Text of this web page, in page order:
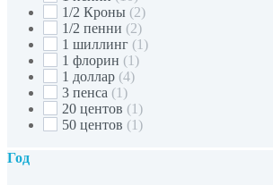
1/2 Кроны (2)
1/2 пенни (2)
1 шиллинг (1)
1 флорин (1)
1 доллар (4)
3 пенса (1)
20 центов (1)
50 центов (1)
Год